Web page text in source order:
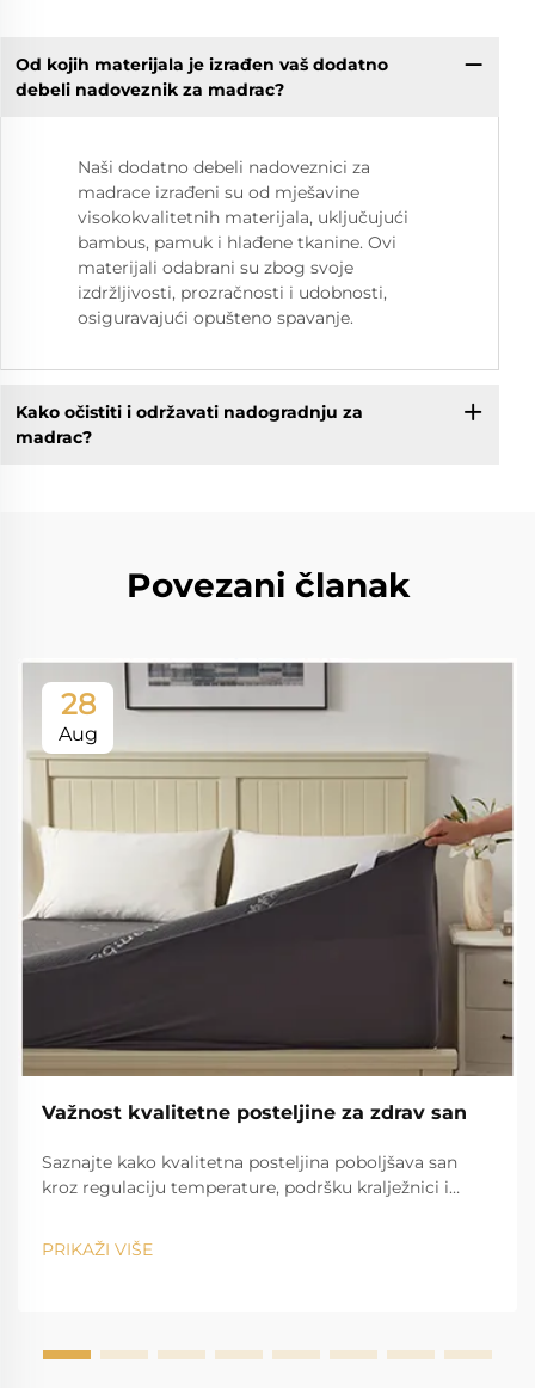
Od kojih materijala je izrađen vaš dodatno
debeli nadoveznik za madrac?
Naši dodatno debeli nadoveznici za
madrace izrađeni su od mješavine
visokokvalitetnih materijala, uključujući
bambus, pamuk i hlađene tkanine. Ovi
materijali odabrani su zbog svoje
izdržljivosti, prozračnosti i udobnosti,
osiguravajući opušteno spavanje.
Kako očistiti i održavati nadogradnju za
madrac?
Povezani članak
28
Aug
Važnost kvalitetne posteljine za zdrav san
Saznajte kako kvalitetna posteljina poboljšava san
kroz regulaciju temperature, podršku kralježnici i
i uvidima hotelijske industrije. Saznajte više.
PRIKAŽI VIŠE